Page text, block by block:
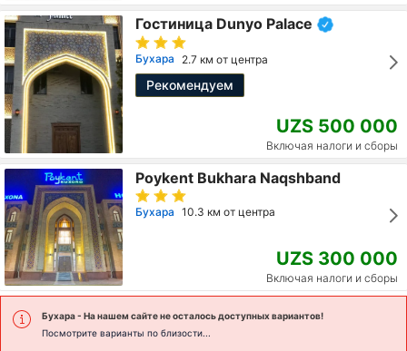
Гостиница Dunyo Palace
Бухара 2.7 км от центра
Рекомендуем
UZS 500 000
Включая налоги и сборы
Poykent Bukhara Naqshband
Бухара 10.3 км от центра
UZS 300 000
Включая налоги и сборы
Бухара- На нашем сайте не осталось доступных вариантов!
Посмотрите варианты по близости...